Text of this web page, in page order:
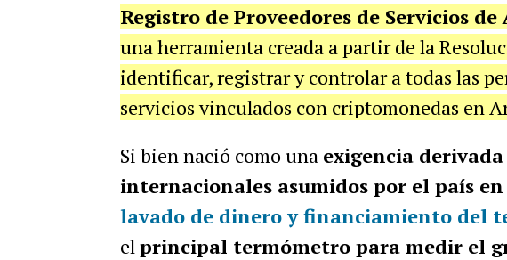
Registro de Proveedores de Servicios
una herramienta creada a partir de la
identificar, registrar y controlar a todas las
servicios vinculados con criptomonedas en
Si bien nació como una exigencia
internacionales asumidos por el país
lavado de dinero y financiamiento del
elprincipal termómetro para medir el